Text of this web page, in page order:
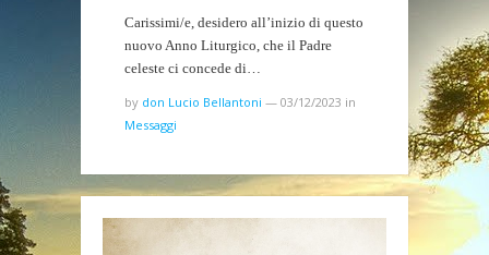
Carissimi/e, desidero all’inizio di questo
nuovo Anno Liturgico, che il Padre
celeste ci concede di…
by don Lucio Bellantoni — 03/12/2023 in
Messaggi